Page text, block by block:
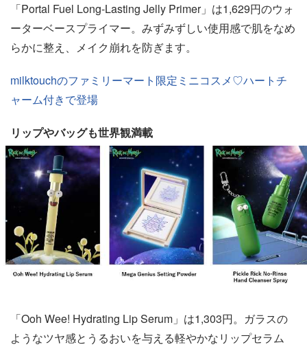
「Portal Fuel Long-Lasting Jelly Primer」は1,629円のウォ
ーターベースプライマー。みずみずしい使用感で肌をなめ
らかに整え、メイク崩れを防ぎます。
milktouchのファミリーマート限定ミニコスメ♡ハートチ
ャーム付きで登場
リップやバッグも世界観満載
「Ooh Wee! Hydrating Lip Serum」は1,303円。ガラスの
ようなツヤ感とうるおいを与える軽やかなリップセラム